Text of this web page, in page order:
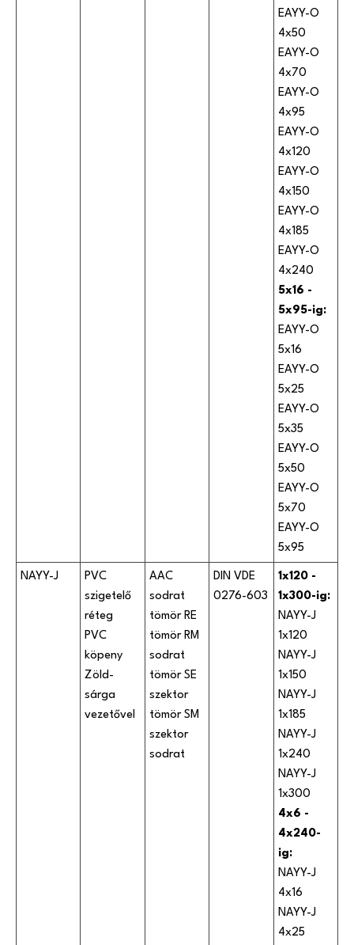
EAYY-O
4x50
EAYY-O
4x70
EAYY-O
4x95
EAYY-O
4x120
EAYY-O
4x150
EAYY-O
4x185
EAYY-O
4x240
5x16 -
5x95-ig:
EAYY-O
5x16
EAYY-O
5x25
EAYY-O
5x35
EAYY-O
5x50
EAYY-O
5x70
EAYY-O
5x95
NAYY-J
PVC
szigetelő
réteg
PVC
köpeny
Zöld-
sárga
vezetővel
AAC
sodrat
tömör RE
tömör RM
sodrat
tömör SE
szektor
tömör SM
szektor
sodrat
DIN VDE
0276-603
1x120 -
1x300-ig:
NAYY-J
1x120
NAYY-J
1x150
NAYY-J
1x185
NAYY-J
1x240
NAYY-J
1x300
4x6 -
4x240-
ig:
NAYY-J
4x16
NAYY-J
4x25